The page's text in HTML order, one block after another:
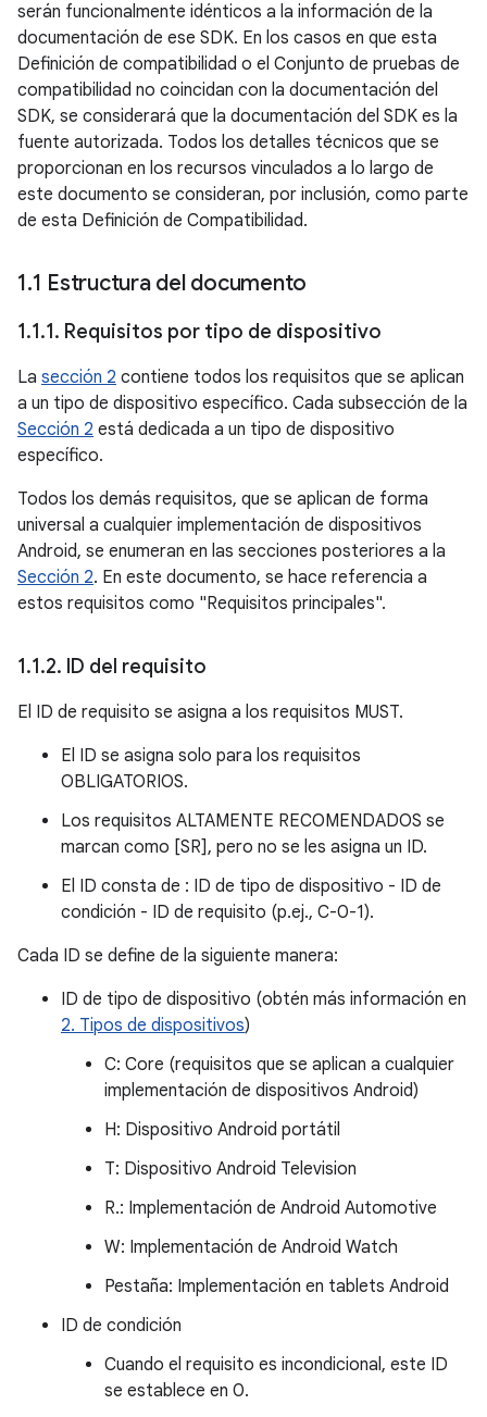
serán funcionalmente idénticos a la información de la
documentación de ese SDK. En los casos en que esta
Definición de compatibilidad o el Conjunto de pruebas de
compatibilidad no coincidan con la documentación del
SDK, se considerará que la documentación del SDK es la
fuente autorizada. Todos los detalles técnicos que se
proporcionan en los recursos vinculados a lo largo de
este documento se consideran, por inclusión, como parte
de esta Definición de Compatibilidad.
1.1 Estructura del documento
1.1.1. Requisitos por tipo de dispositivo
La sección 2 contiene todos los requisitos que se aplican
a un tipo de dispositivo específico. Cada subsección de la
Sección 2 está dedicada a un tipo de dispositivo
específico.
Todos los demás requisitos, que se aplican de forma
universal a cualquier implementación de dispositivos
Android, se enumeran en las secciones posteriores a la
Sección 2. En este documento, se hace referencia a
estos requisitos como "Requisitos principales".
1.1.2. ID del requisito
El ID de requisito se asigna a los requisitos MUST.
El ID se asigna solo para los requisitos
OBLIGATORIOS.
Los requisitos ALTAMENTE RECOMENDADOS se
marcan como [SR], pero no se les asigna un ID.
El ID consta de : ID de tipo de dispositivo - ID de
condición - ID de requisito (p.ej., C-0-1).
Cada ID se define de la siguiente manera:
ID de tipo de dispositivo (obtén más información en
2. Tipos de dispositivos)
C: Core (requisitos que se aplican a cualquier
implementación de dispositivos Android)
H: Dispositivo Android portátil
T: Dispositivo Android Television
R.: Implementación de Android Automotive
W: Implementación de Android Watch
Pestaña: Implementación en tablets Android
ID de condición
Cuando el requisito es incondicional, este ID
se establece en 0.